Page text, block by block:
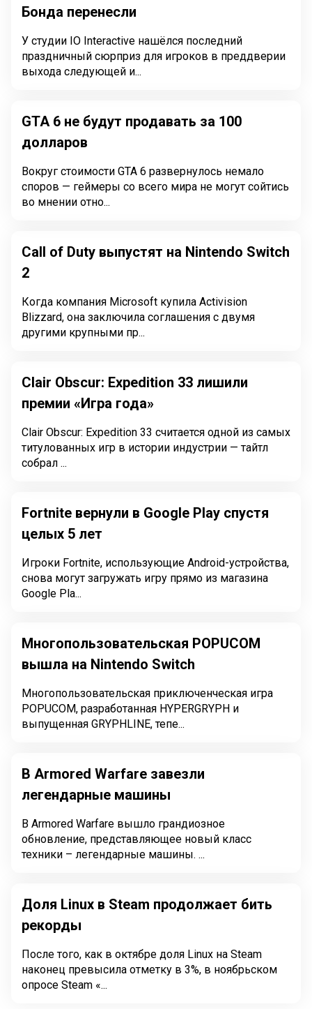
Бонда перенесли
У студии IO Interactive нашёлся последний
праздничный сюрприз для игроков в преддверии
выхода следующей и...
GTA 6 не будут продавать за 100
долларов
Вокруг стоимости GTA 6 развернулось немало
споров — геймеры со всего мира не могут сойтись
во мнении отно...
Call of Duty выпустят на Nintendo Switch
2
Когда компания Microsoft купила Activision
Blizzard, она заключила соглашения с двумя
другими крупными пр...
Clair Obscur: Expedition 33 лишили
премии «Игра года»
Clair Obscur: Expedition 33 считается одной из самых
титулованных игр в истории индустрии — тайтл
собрал ...
Fortnite вернули в Google Play спустя
целых 5 лет
Игроки Fortnite, использующие Android-устройства,
снова могут загружать игру прямо из магазина
Google Pla...
Многопользовательская POPUCOM
вышла на Nintendo Switch
Многопользовательская приключенческая игра
POPUCOM, разработанная HYPERGRYPH и
выпущенная GRYPHLINE, тепе...
В Armored Warfare завезли
легендарные машины
В Armored Warfare вышло грандиозное
обновление, представляющее новый класс
техники – легендарные машины. ...
Доля Linux в Steam продолжает бить
рекорды
После того, как в октябре доля Linux на Steam
наконец превысила отметку в 3%, в ноябрьском
опросе Steam «...